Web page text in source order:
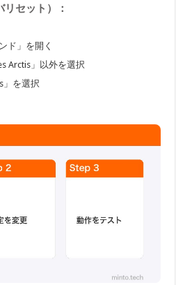
セット）：
ド」を開く
Arctis」以外を選択
」を選択